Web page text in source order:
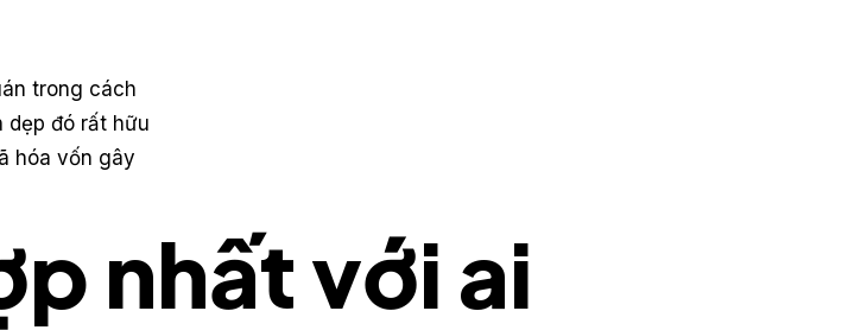
trong cách
dẹp đó rất hữu
hóa vốn gây
nhất với ai